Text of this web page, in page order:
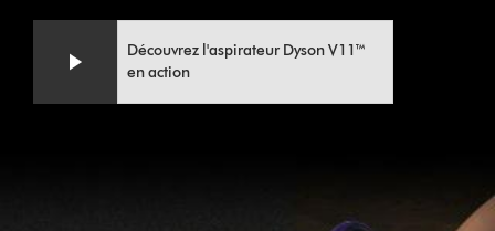
Découvrez l'aspirateur Dyson V11™
en action